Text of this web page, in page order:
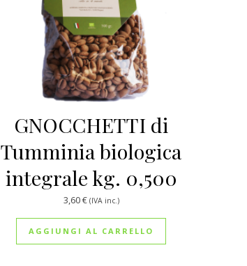
GNOCCHETTI di
Tumminia biologica
integrale kg. 0,500
3,60€ (IVA inc.)
AGGIUNGI AL CARRELLO